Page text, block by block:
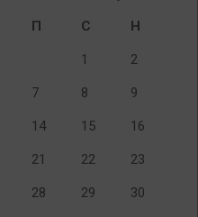
П С Н
1 2
7 8 9
14 15 16
21 22 23
28 29 30